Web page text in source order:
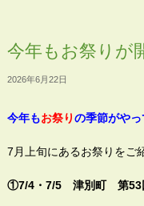
今年もお祭りが
2026年6月22日
今年もお祭りの季節がやっ
7月上旬にあるお祭りをご
①7/4・7/5 津別町 第53